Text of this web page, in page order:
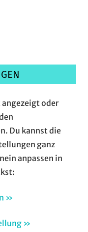
angezeigt oder
Du kannst die
ganz
anpassen in
»
»